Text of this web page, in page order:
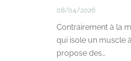
08/04/2026
Contrairement à la
qui isole un muscle
propose des…